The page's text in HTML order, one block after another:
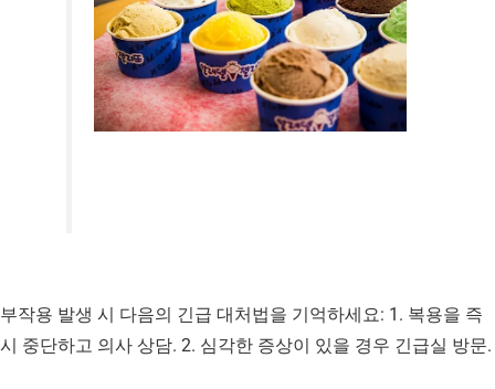
부작용 발생 시 다음의 긴급 대처법을 기억하세요: 1. 복용을 즉
시 중단하고 의사 상담. 2. 심각한 증상이 있을 경우 긴급실 방문.